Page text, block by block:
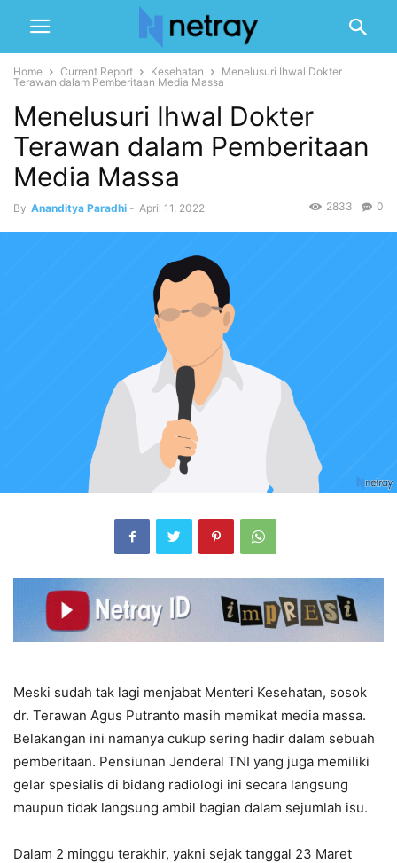
Home Current Report Kesehatan
Menelusuri Ihwal Dokter
Terawan dalam Pemberitaan Media Massa
Menelusuri Ihwal Dokter
Terawan dalam Pemberitaan
Media Massa
By Ananditya Paradhi - April 11, 2022 0
2833
Meski sudah tak lagi menjabat Menteri Kesehatan, sosok
dr. Terawan Agus Putranto masih memikat media massa.
Belakangan ini namanya cukup sering hadir dalam sebuah
pemberitaan. Pensiunan Jenderal TNI yang juga memiliki
gelar spesialis di bidang radiologi ini secara langsung
maupun tidak langsung ambil bagian dalam sejumlah isu.
Dalam 2 minggu terakhir, yakni sejak tanggal 23 Maret